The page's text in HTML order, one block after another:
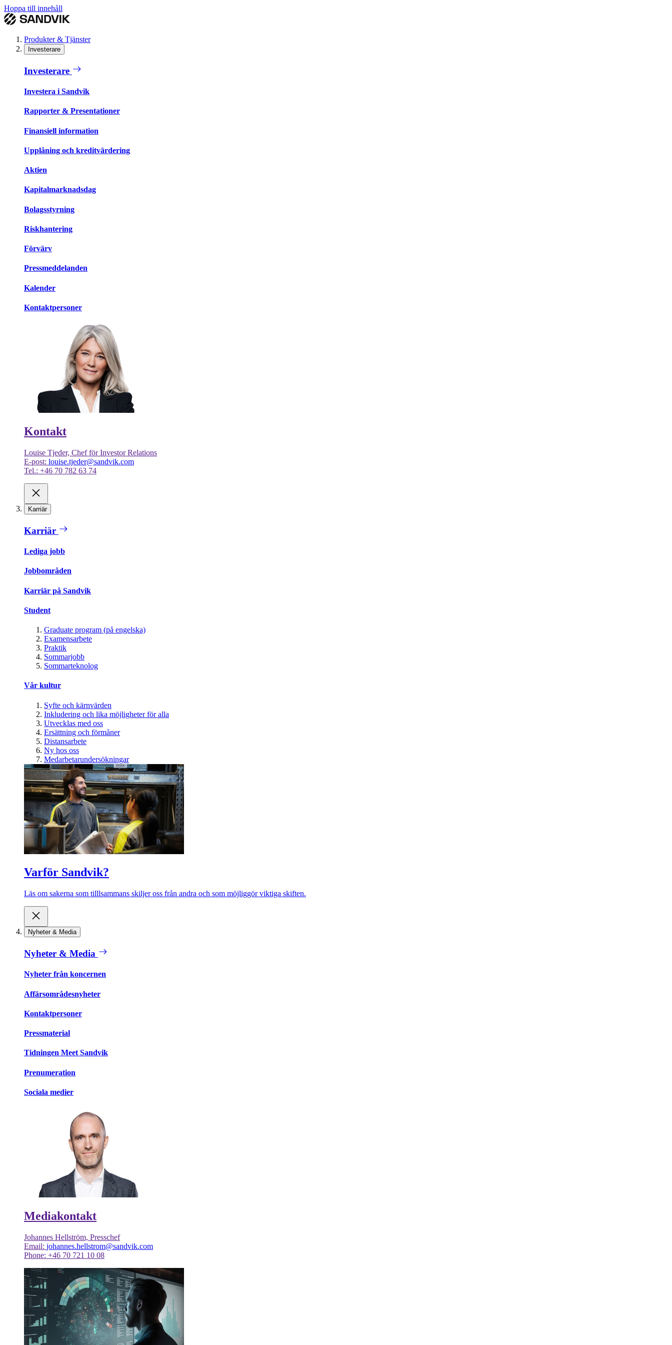
Hoppa till innehåll
Produkter & Tjänster
Investerare
Investerare
Investera i Sandvik
Rapporter & Presentationer
Finansiell information
Upplåning och kreditvärdering
Aktien
Kapitalmarknadsdag
Bolagsstyrning
Riskhantering
Förvärv
Pressmeddelanden
Kalender
Kontaktpersoner
Kontakt
Louise Tjeder, Chef för Investor Relations
E-post: louise.tjeder@sandvik.com
Tel.: +46 70 782 63 74
Karriär
Karriär
Lediga jobb
Jobbområden
Karriär på Sandvik
Student
Graduate program (på engelska)
Examensarbete
Praktik
Sommarjobb
Sommarteknolog
Vår kultur
Syfte och kärnvärden
Inkludering och lika möjligheter för alla
Utvecklas med oss
Ersättning och förmåner
Distansarbete
Ny hos oss
Medarbetarundersökningar
Varför Sandvik?
Läs om sakerna som tilllsammans skiljer oss från andra och som möjliggör viktiga skiften.
Nyheter & Media
Nyheter & Media
Nyheter från koncernen
Affärsområdesnyheter
Kontaktpersoner
Pressmaterial
Tidningen Meet Sandvik
Prenumeration
Sociala medier
Mediakontakt
Johannes Hellström, Presschef
Email: johannes.hellstrom@sandvik.com
Phone: +46 70 721 10 08